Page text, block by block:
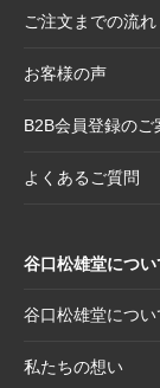
2025.8.28
2025.8.21
2025.8.19
2025.6.11
ご注文までの流れ
お客様の声
B2B会員登録のご
よくあるご質問
谷口松雄堂につい
谷口松雄堂につい
私たちの想い